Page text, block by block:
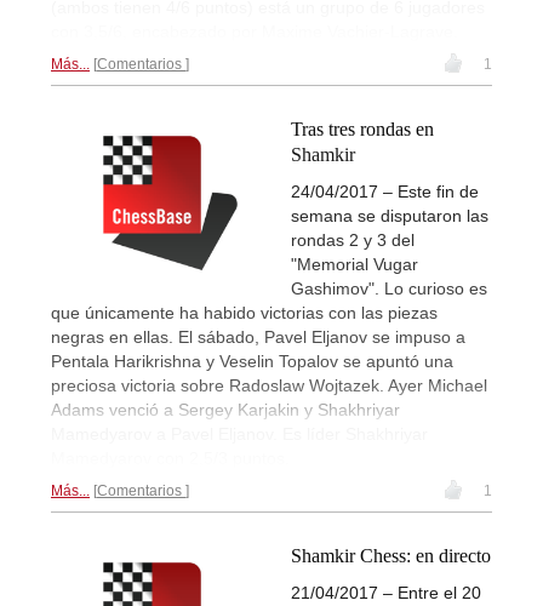
Más... Comentarios 1
Tras tres rondas en
Shamkir
24/04/2017 – Este fin de
semana se disputaron las
rondas 2 y 3 del
"Memorial Vugar
Gashimov". Lo curioso es
que únicamente ha habido victorias con las piezas
negras en ellas. El sábado, Pavel Eljanov se impuso a
Pentala Harikrishna y Veselin Topalov se apuntó una
preciosa victoria sobre Radoslaw Wojtazek. Ayer Michael
Adams venció a Sergey Karjakin y Shakhriyar
Más... Comentarios 1
Shamkir Chess: en directo
21/04/2017 – Entre el 20